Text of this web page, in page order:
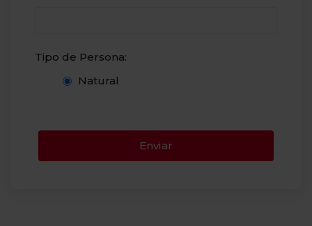
Tipo de Persona:
Natural
Enviar